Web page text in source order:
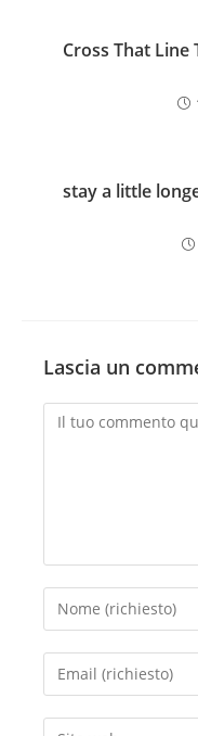
Cross That Line
stay a little
Lascia un